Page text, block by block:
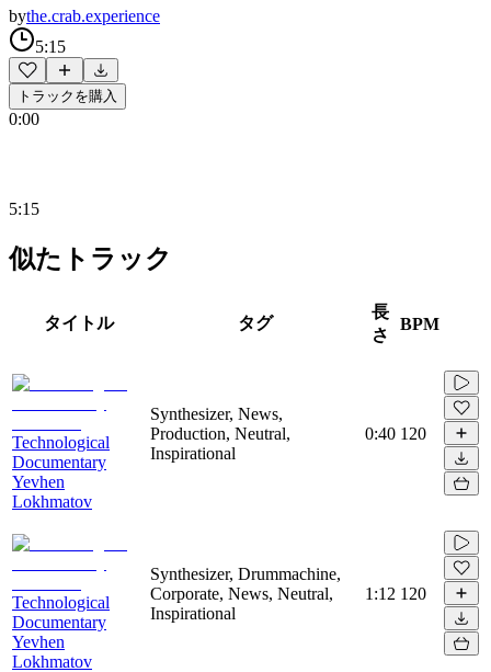
bythe.crab.experience
5:15
トラックを購入
0:00
5:15
似たトラック
タイトル タグ
長
さ
BPM
Technological
Documentary
Yevhen
Lokhmatov
Synthesizer, News,
Production, Neutral,
Inspirational
0:40 120
Technological
Documentary
Yevhen
Lokhmatov
Synthesizer, Drummachine,
Corporate, News, Neutral,
Inspirational
1:12 120